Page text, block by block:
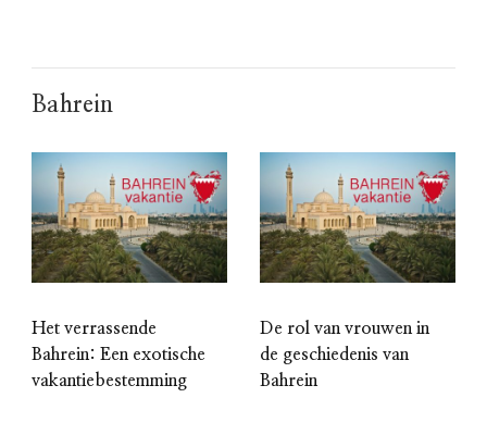
Bahrein
Het verrassende
Bahrein: Een exotische
vakantiebestemming
De rol van vrouwen in
de geschiedenis van
Bahrein